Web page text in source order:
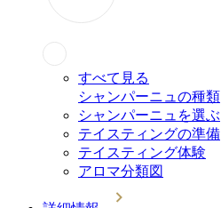
すべて見る
シャンパーニュの種類
シャンパーニュを選ぶ
テイスティングの準備
テイスティング体験
アロマ分類図